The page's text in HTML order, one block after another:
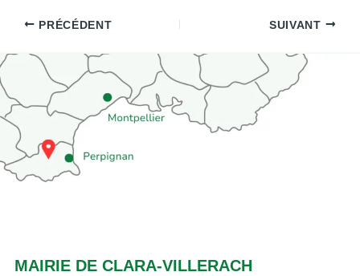
PRÉCÉDENT SUIVANT
MAIRIE DE CLARA-VILLERACH